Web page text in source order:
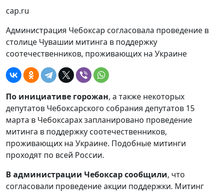
cap.ru
Администрация Чебоксар согласовала проведение в
столице Чувашии митинга в поддержку
соотечественников, проживающих на Украине
По инициативе горожан, а также некоторых
депутатов Чебоксарского собрания депутатов 15
марта в Чебоксарах запланировано проведение
митинга в поддержку соотечественников,
проживающих на Украине. Подобные митинги
проходят по всей России.
В администрации Чебоксар сообщили, что
согласовали проведение акции поддержки. Митинг